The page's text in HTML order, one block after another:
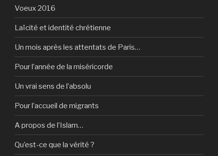
Voeux 2016
Laïcité et identité chrétienne
Un mois après les attentats de Paris…
Pour l’année de la miséricorde
Un vrai sens de l’absolu
Pour l’accueil de migrants
A propos de l’Islam…
Qu’est-ce que la vérité ?